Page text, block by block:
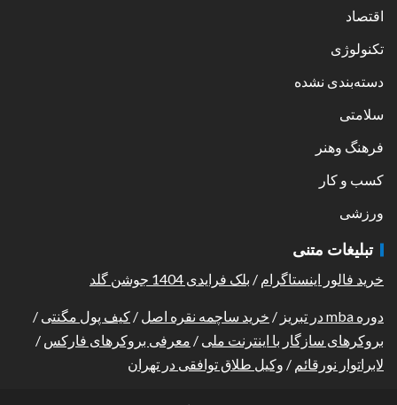
اقتصاد
تکنولوژی
دسته‌بندی نشده
سلامتی
فرهنگ وهنر
کسب و کار
ورزشی
تبلیغات متنی
خرید فالور اینستاگرام / بلک فرایدی 1404 جوشن گلد
دوره mba در تبریز / خرید ساچمه نقره اصل / کیف پول مگنتی /
بروکرهای سازگار با اینترنت ملی / معرفی بروکرهای فارکس /
لابراتوار نورقائم / وکیل طلاق توافقی در تهران